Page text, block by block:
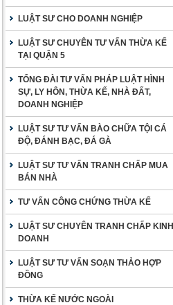
LUẬT SƯ CHO DOANH NGHIỆP
LUẬT SƯ CHUYÊN TƯ VẤN THỪA KẾ
TẠI QUẬN 5
TỔNG ĐÀI TƯ VẤN PHÁP LUẬT HÌNH
SỰ, LY HÔN, THỪA KẾ, NHÀ ĐẤT,
DOANH NGHIỆP
LUẬT SƯ TƯ VẤN BÀO CHỮA TỘI CÁ
ĐỘ, ĐÁNH BẠC, ĐÁ GÀ
LUẬT SƯ TƯ VẤN TRANH CHẤP MUA
BÁN NHÀ
TƯ VẤN CÔNG CHỨNG THỪA KẾ
LUẬT SƯ CHUYÊN TRANH CHẤP KINH
DOANH
LUẬT SƯ TƯ VẤN SOẠN THẢO HỢP
ĐỒNG
THỪA KẾ NƯỚC NGOÀI